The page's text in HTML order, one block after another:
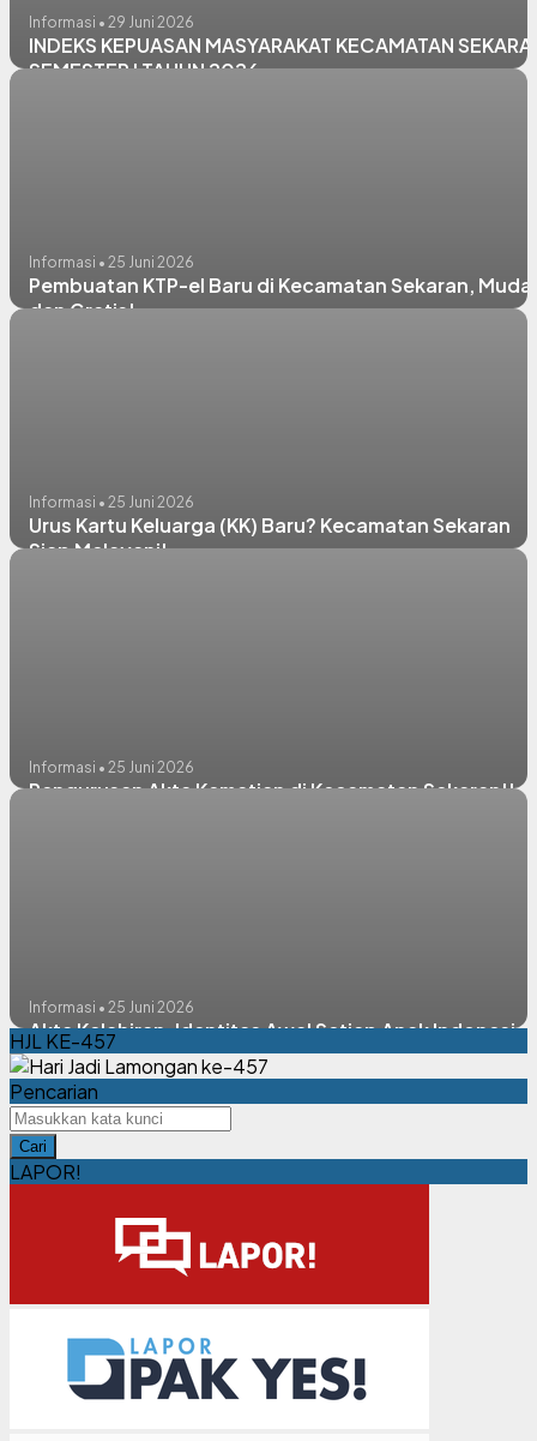
Informasi • 29 Juni 2026
INDEKS KEPUASAN MASYARAKAT KECAMATAN
SEMESTER I TAHUN 2026
Informasi • 25 Juni 2026
Pembuatan KTP-el Baru di Kecamatan Sekaran,
dan Gratis!
Informasi • 25 Juni 2026
Urus Kartu Keluarga (KK) Baru? Kecamatan Sekaran
Siap Melayani!
Informasi • 25 Juni 2026
Pengurusan Akta Kematian di Kecamatan Sekaran!!
Informasi • 25 Juni 2026
Akta Kelahiran, Identitas Awal Setiap Anak Indonesia
HJL KE-457
Pencarian
Cari
LAPOR!